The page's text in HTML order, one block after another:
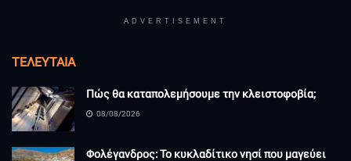
ADVERTISEMENT
ΤΕΛΕΥΤΑΊΑ
Πώς θα καταπολεμήσουμε την κλειστοφοβία;
08/08/2026
Φολέγανδρος: Το κυκλαδίτικο νησί που μαγεύει